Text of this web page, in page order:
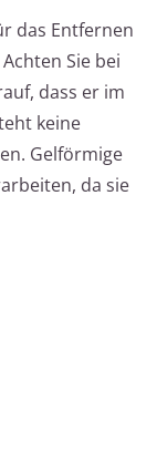
das Entfernen
Sie bei
dass er im
keine
Gelförmige
da sie